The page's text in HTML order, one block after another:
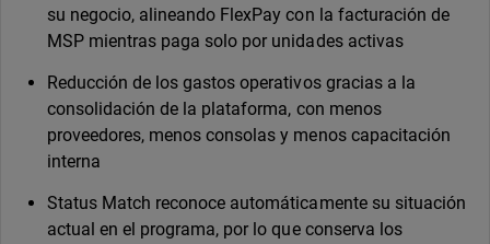
su negocio, alineando FlexPay con la facturación de
MSP mientras paga solo por unidades activas
Reducción de los gastos operativos gracias a la
consolidación de la plataforma, con menos
proveedores, menos consolas y menos capacitación
interna
Status Match reconoce automáticamente su situación
actual en el programa, por lo que conserva los